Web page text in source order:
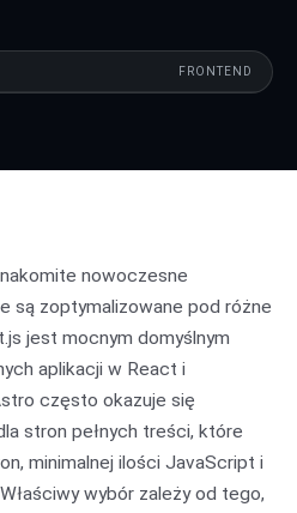
FRONTEND
nowoczesne
są zoptymalizowane pod różne
jest mocnym domyślnym
aplikacji w React i
często okazuje się
stron pełnych treści, które
minimalnej ilości JavaScript i
wybór zależy od tego,